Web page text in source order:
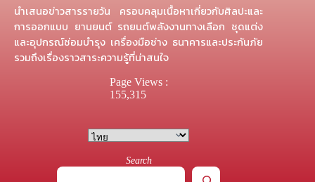
นำเสนอข่าวสารรายวัน ครอบคลุมเนื้อหาเกี่ยวกับศิลปะและ
การออกแบบ ยานยนต์ รถยนต์พลังงานทางเลือก ชุดแต่ง
และอุปกรณ์ซ่อมบำรุง เครื่องมือช่าง ธนาคารและประกันภัย
รวมถึงเรื่องราวสาระความรู้ที่น่าสนใจ
Page Views :
155,315
Search